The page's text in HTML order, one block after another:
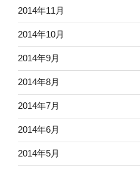
2014年11月
2014年10月
2014年9月
2014年8月
2014年7月
2014年6月
2014年5月